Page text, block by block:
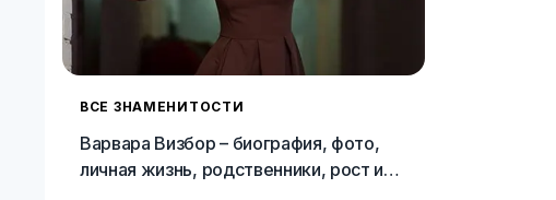
ВСЕ ЗНАМЕНИТОСТИ
Варвара Визбор – биография, фото,
личная жизнь, родственники, рост и